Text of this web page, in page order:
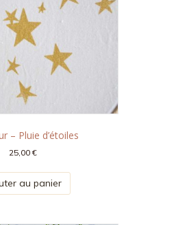
– Pluie d’étoiles
25,00€
au panier